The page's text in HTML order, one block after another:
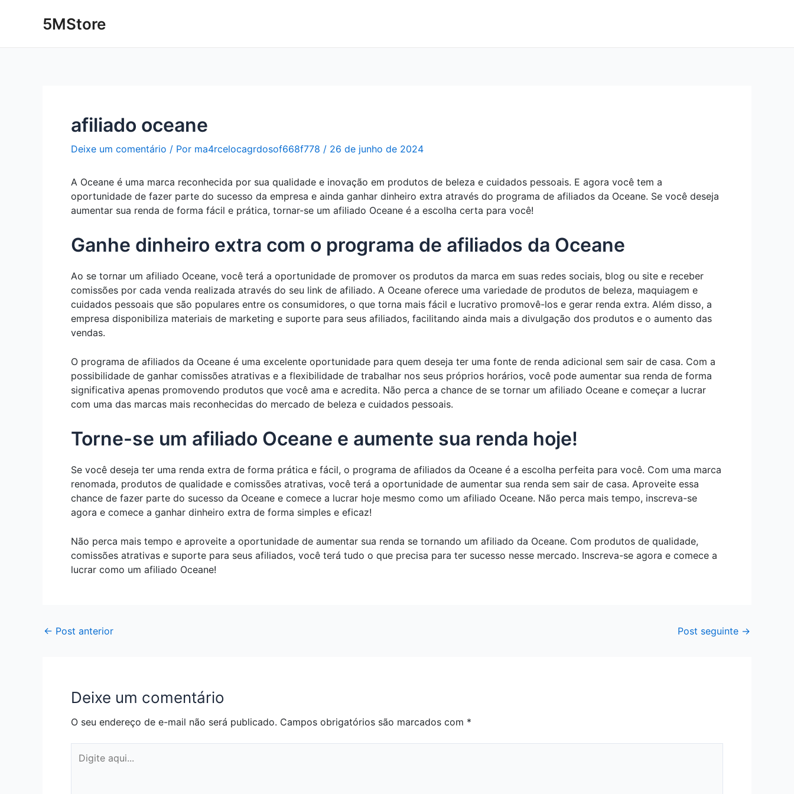
5MStore
afiliado oceane
Deixe um comentário / Por ma4rcelocagrdosof668f778 / 26 de junho de 2024
A Oceane é uma marca reconhecida por sua qualidade e inovação em produtos de beleza e cuidados pessoais. E agora você tem a
oportunidade de fazer parte do sucesso da empresa e ainda ganhar dinheiro extra através do programa de afiliados da Oceane. Se você deseja
aumentar sua renda de forma fácil e prática, tornar-se um afiliado Oceane é a escolha certa para você!
Ganhe dinheiro extra com o programa de afiliados da Oceane
Ao se tornar um afiliado Oceane, você terá a oportunidade de promover os produtos da marca em suas redes sociais, blog ou site e receber
comissões por cada venda realizada através do seu link de afiliado. A Oceane oferece uma variedade de produtos de beleza, maquiagem e
cuidados pessoais que são populares entre os consumidores, o que torna mais fácil e lucrativo promovê-los e gerar renda extra. Além disso, a
empresa disponibiliza materiais de marketing e suporte para seus afiliados, facilitando ainda mais a divulgação dos produtos e o aumento das
vendas.
O programa de afiliados da Oceane é uma excelente oportunidade para quem deseja ter uma fonte de renda adicional sem sair de casa. Com a
possibilidade de ganhar comissões atrativas e a flexibilidade de trabalhar nos seus próprios horários, você pode aumentar sua renda de forma
significativa apenas promovendo produtos que você ama e acredita. Não perca a chance de se tornar um afiliado Oceane e começar a lucrar
com uma das marcas mais reconhecidas do mercado de beleza e cuidados pessoais.
Torne-se um afiliado Oceane e aumente sua renda hoje!
Se você deseja ter uma renda extra de forma prática e fácil, o programa de afiliados da Oceane é a escolha perfeita para você. Com uma marca
renomada, produtos de qualidade e comissões atrativas, você terá a oportunidade de aumentar sua renda sem sair de casa. Aproveite essa
chance de fazer parte do sucesso da Oceane e comece a lucrar hoje mesmo como um afiliado Oceane. Não perca mais tempo, inscreva-se
agora e comece a ganhar dinheiro extra de forma simples e eficaz!
Não perca mais tempo e aproveite a oportunidade de aumentar sua renda se tornando um afiliado da Oceane. Com produtos de qualidade,
comissões atrativas e suporte para seus afiliados, você terá tudo o que precisa para ter sucesso nesse mercado. Inscreva-se agora e comece a
lucrar como um afiliado Oceane!
navigation
← Post anterior Post seguinte →
Deixe um comentário
O seu endereço de e-mail não será publicado. Campos obrigatórios são marcados com *
aqui...